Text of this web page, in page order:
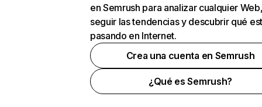
en Semrush para analizar cualquier
seguir las tendencias y descubrir qué
pasando en Internet.
Crea una cuenta en Semrush
¿Qué es Semrush?